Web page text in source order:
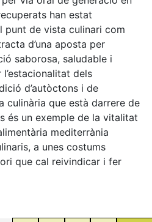
han estat
punt de vista culinari com
d’una aposta per
saborosa, saludable i
dels
d’autòctons i de
culinària que està darrere de
és un exemple de la vitalitat
mediterrània
a unes costums
que cal reivindicar i fer